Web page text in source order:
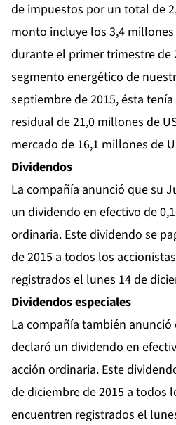
de impuestos por un total de
monto incluye los 3,4 millones
durante el primer trimestre de
segmento energético de
septiembre de 2015, ésta
residual de 21,0 millones de
mercado de 16,1 millones de
Dividendos
La compañía anunció que su
un dividendo en efectivo de
ordinaria. Este dividendo se
de 2015 a todos los
registrados el lunes 14 de
Dividendos especiales
La compañía también
declaró un dividendo en
acción ordinaria. Este
de diciembre de 2015 a todos
encuentren registrados el